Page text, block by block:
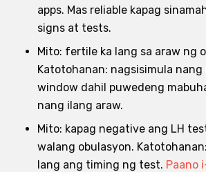
apps. Mas reliable kapag
signs at tests.
Mito: fertile ka lang sa araw ng
Katotohanan: nagsisimula nang
window dahil puwedeng
nang ilang araw.
Mito: kapag negative ang LH
walang obulasyon.
lang ang timing ng test. Paano